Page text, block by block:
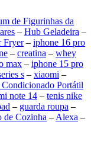
de Figurinhas da
– Hub Geladeira –
Fryer– iphone 16 pro
– creatina – whey
max – iphone 15 pro
s – xiaomi –
Portátil
note 14 – tenis nike
– guarda roupa –
de Cozinha – Alexa –